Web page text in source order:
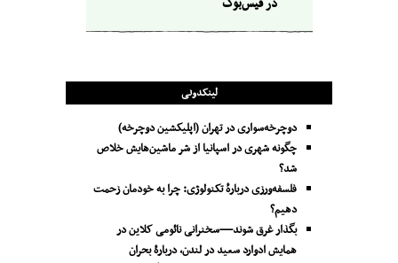
لینکدونی
دوچرخه‌سواری در تهران (اپلیکشین دوچرخه)
چگونه شهری در اسپانیا از شر ماشین‌هایش خلاص
شد؟
فلسفه‌ورزی دربارهٔ تکنولوژی: چرا به خودمان زحمت
دهیم؟
بگذار غرق شوند—سخنرانی نائومی کلاین در
همایش ادوارد سعید در لندن، دربارۀ بحران